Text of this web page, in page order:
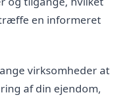
en informeret
virksomheder at
af din ejendom,